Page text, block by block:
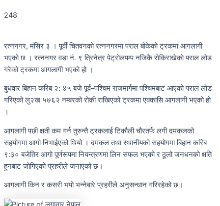
248
रत्ननगर, मंंसिर ३ । पूर्वी चितवनकाे रत्ननगरमा पराल बोकेको ट्रकमा आगलागी
भएको छ । रत्ननगर वडा नं. ९ त्रिनेत्र पेट्राेलपम्प नजिकै राेकिराखेकाे पराल लाेड
गरेकाे ट्रकमा आगलागी भएको हो ।
बुधवार बिहान करिब २: ४५ बजे पूर्व–पश्चिम राजमार्गमा पश्चिमबाट आएको पराल लोड
गरिएको लु२ख ५७६२ नम्बरको रोकी राखिएको ट्रकमा एक्कासि आगलागी भएको हो
।
आगलागी पछी क्षती कम गर्न तुरुन्तै ट्रकलाई टिकौली चौरतर्फ लगी दमकलको
सहयोगमा आगो निभाईएको थियो । दमकल तथा स्थानीयको सहयोगमा बिहान करिब
९:३० बजेतिर आगो पूर्णरूपमा नियन्त्रणमा लिन सफल भएको र ठूलो जनधनको क्षति
हुनबाट जोगिएको प्रहरीले जनाएको छ।
आगलागी किन र कसरी भयो भन्नेबारे प्रहरीले अनुसन्धान गरिरहेको छ।